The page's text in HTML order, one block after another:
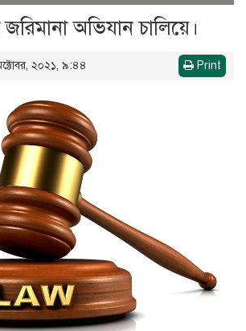
অভিযান চালিয়ে।
২০২১, ৯:৪৪ Print